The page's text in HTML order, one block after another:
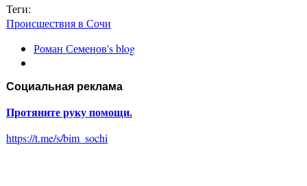
Теги:
Происшествия в Сочи
Роман Семенов's blog
Социальная реклама
Протяните руку помощи.
https://t.me/s/bim_sochi